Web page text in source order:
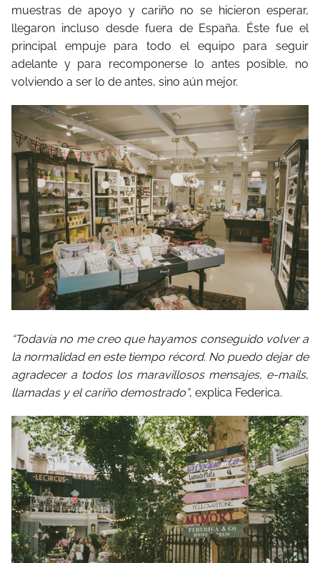
muestras de apoyo y cariño no se hicieron esperar,
llegaron incluso desde fuera de España. Éste fue el
principal empuje para todo el equipo para seguir
adelante y para recomponerse lo antes posible, no
volviendo a ser lo de antes, sino aún mejor.
“Todavía no me creo que hayamos conseguido volver a
la normalidad en este tiempo récord. No puedo dejar de
agradecer a todos los maravillosos mensajes, e-mails,
llamadas y el cariño demostrado”, explica Federica.